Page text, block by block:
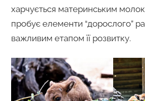
харчується материнським
пробує елементи “дорослого”
важливим етапом її розвитку.